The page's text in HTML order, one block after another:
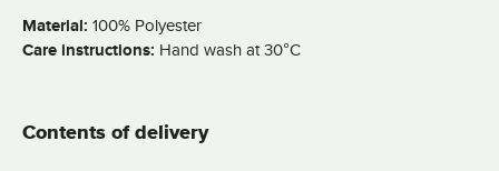
Material: 100% Polyester
Care instructions: Hand wash at 30°C
Contents of delivery